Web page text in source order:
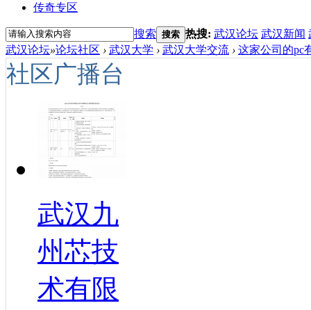
传奇专区
搜索 搜索 热搜: 武汉论坛 武汉新闻
武汉论坛»论坛社区 › 武汉大学 › 武汉大学交流 › 这家公司的pc
社区广播台
武汉九
州芯技
术有限